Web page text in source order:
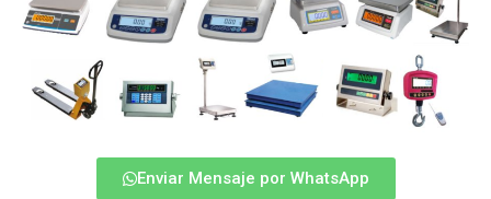
Enviar Mensaje por WhatsApp